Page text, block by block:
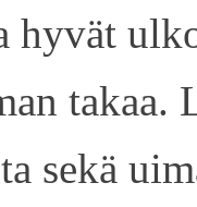
hyvät
sekä